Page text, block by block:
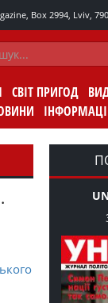
Box 2994, Lviv,
СВІТ ПРИГОД